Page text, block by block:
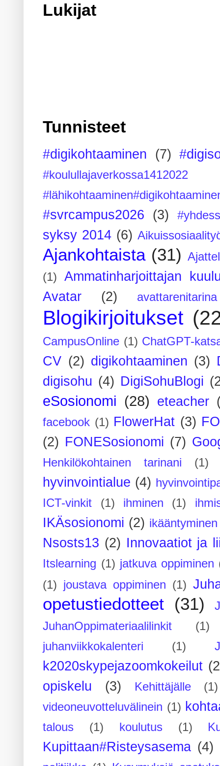
Lukijat
Tunnisteet
#digikohtaaminen (7)
#koulullajaverkossa1412022
#svrcampus2026 (3)
syksy 2014 (6)
Ajankohtaista (31)
(1)
Ammatinharjoittajan
Avatar
(2) avattarenitarina
Blogikirjoitukset
CampusOnline (1) ChatGPT-
CV (2) digikohtaaminen (3)
digisohu (4) DigiSohuBlogi
eSosionomi (28) eteacher
facebook (1) FlowerHat (3)
(2) FONESosionomi (7)
Henkilökohtainen tarinani (1)
hyvinvointialue (4)
ICT-vinkit
(1) ihminen (1)
IKÄsosionomi (2) ikääntyminen
Nsosts13 (2) Innovaatiot ja
Itslearning (1) jatkuva oppiminen
(1) joustava oppiminen (1)
opetustiedotteet (31)
JuhanOppimateriaalilinkit
(1)
juhanviikkokalenteri
(1)
k2020skypejazoomkokeilut
opiskelu
(3) Kehittäjälle
(1)
videoneuvotteluvälinein (1)
talous (1) koulutus (1)
Kupittaan#Risteysasema (4)